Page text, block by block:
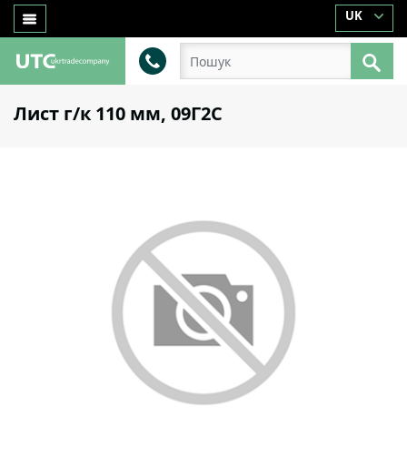
UK
Лист г/к 110 мм, 09Г2С